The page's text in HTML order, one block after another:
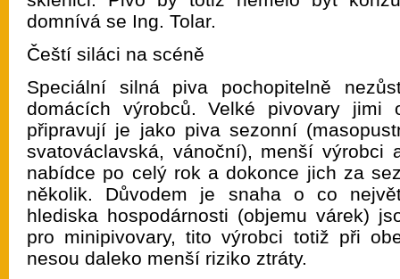
domnívá se Ing. Tolar.
Čeští siláci na scéně
Speciální silná piva pochopitelně
domácích výrobců. Velké pivovary jimi
připravují je jako piva sezonní
svatováclavská, vánoční), menší výrobci
nabídce po celý rok a dokonce jich za
několik. Důvodem je snaha o co
hlediska hospodárnosti (objemu várek)
pro minipivovary, tito výrobci totiž při
nesou daleko menší riziko ztráty.